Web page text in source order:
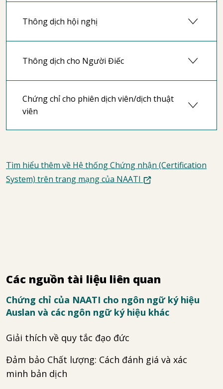
Các nguồn tài liệu liên quan
Chứng chỉ của NAATI cho ngôn ngữ ký hiệu
Auslan và các ngôn ngữ ký hiệu khác
Giải thích về quy tắc đạo đức
Đảm bảo Chất lượng: Cách đánh giá và xác
minh bản dịch
Thông dịch hội nghị
Thông dịch cho Người Điếc
Chứng chỉ cho phiên dịch viên/dịch thuật
viên
Tìm hiểu thêm về Hệ thống Chứng nhận (Certification
System) trên trang mạng của NAATI